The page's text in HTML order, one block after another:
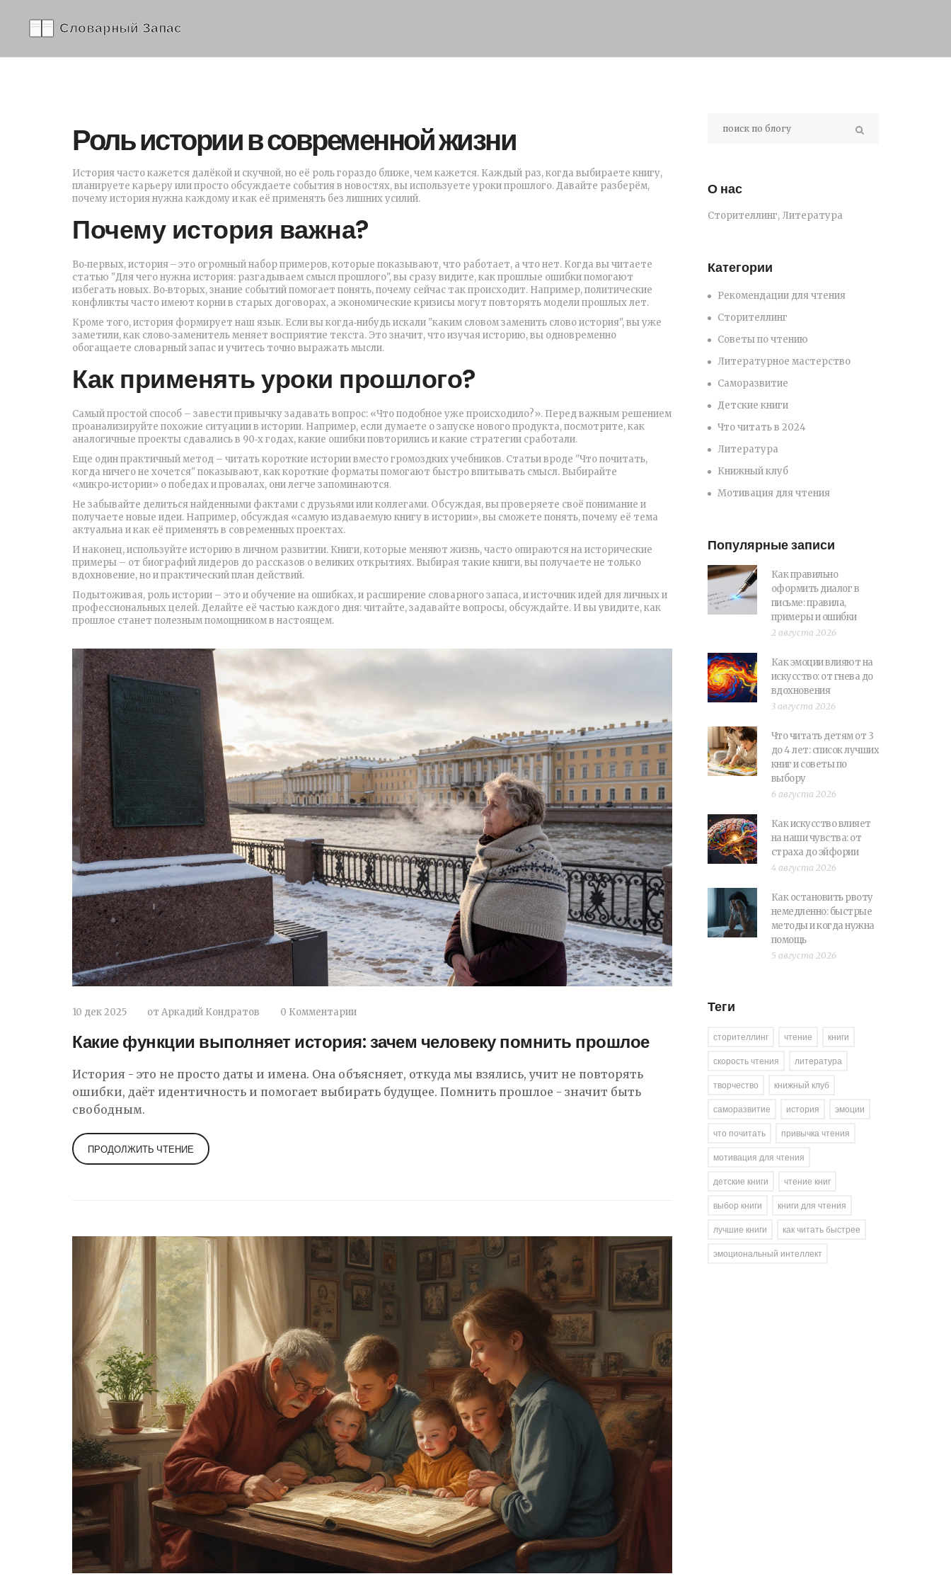
Роль истории в современной жизни
История часто кажется далёкой и скучной, но её роль гораздо ближе, чем кажется. Каждый раз, когда выбираете книгу,
планируете карьеру или просто обсуждаете события в новостях, вы используете уроки прошлого. Давайте разберём,
почему история нужна каждому и как её применять без лишних усилий.
Почему история важна?
Во‑первых, история – это огромный набор примеров, которые показывают, что работает, а что нет. Когда вы читаете
статью "Для чего нужна история: разгадываем смысл прошлого", вы сразу видите, как прошлые ошибки помогают
избегать новых. Во‑вторых, знание событий помогает понять, почему сейчас так происходит. Например, политические
конфликты часто имеют корни в старых договорах, а экономические кризисы могут повторять модели прошлых лет.
Кроме того, история формирует наш язык. Если вы когда‑нибудь искали "каким словом заменить слово история", вы уже
заметили, как слово‑заменитель меняет восприятие текста. Это значит, что изучая историю, вы одновременно
обогащаете словарный запас и учитесь точно выражать мысли.
Как применять уроки прошлого?
Самый простой способ – завести привычку задавать вопрос: «Что подобное уже происходило?». Перед важным решением
проанализируйте похожие ситуации в истории. Например, если думаете о запуске нового продукта, посмотрите, как
аналогичные проекты сдавались в 90‑х годах, какие ошибки повторились и какие стратегии сработали.
Еще один практичный метод – читать короткие истории вместо громоздких учебников. Статьи вроде "Что почитать,
когда ничего не хочется" показывают, как короткие форматы помогают быстро впитывать смысл. Выбирайте
«микро‑истории» о победах и провалах, они легче запоминаются.
Не забывайте делиться найденными фактами с друзьями или коллегами. Обсуждая, вы проверяете своё понимание и
получаете новые идеи. Например, обсуждая «самую издаваемую книгу в истории», вы сможете понять, почему её тема
актуальна и как её применять в современных проектах.
И наконец, используйте историю в личном развитии. Книги, которые меняют жизнь, часто опираются на исторические
примеры – от биографий лидеров до рассказов о великих открытиях. Выбирая такие книги, вы получаете не только
вдохновение, но и практический план действий.
Подытоживая, роль истории – это и обучение на ошибках, и расширение словарного запаса, и источник идей для личных и
профессиональных целей. Делайте её частью каждого дня: читайте, задавайте вопросы, обсуждайте. И вы увидите, как
прошлое станет полезным помощником в настоящем.
10 дек 2025 от Аркадий Кондратов 0 Комментарии
Какие функции выполняет история: зачем человеку помнить прошлое
История - это не просто даты и имена. Она объясняет, откуда мы взялись, учит не повторять
ошибки, даёт идентичность и помогает выбирать будущее. Помнить прошлое - значит быть
свободным.
ПРОДОЛЖИТЬ ЧТЕНИЕ
О нас
Сторителлинг, Литература
Категории
Рекомендации для чтения
Сторителлинг
Советы по чтению
Литературное мастерство
Саморазвитие
Детские книги
Что читать в 2024
Литература
Книжный клуб
Мотивация для чтения
Популярные записи
Как правильно
оформить диалог в
письме: правила,
примеры и ошибки
2 августа 2026
Как эмоции влияют на
искусство: от гнева до
вдохновения
3 августа 2026
Что читать детям от 3
до 4 лет: список лучших
книг и советы по
выбору
6 августа 2026
Как искусство влияет
на наши чувства: от
страха до эйфории
4 августа 2026
Как остановить рвоту
немедленно: быстрые
методы и когда нужна
помощь
5 августа 2026
Теги
сторителлинг чтение
книги
скорость чтения
литература
творчество
книжный клуб
саморазвитие
история
эмоции
что почитать
привычка чтения
мотивация для чтения
детские книги
чтение книг
выбор книги
книги для чтения
лучшие книги
как читать быстрее
эмоциональный интеллект